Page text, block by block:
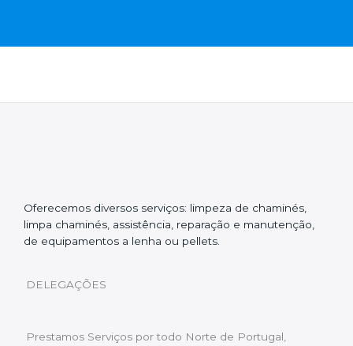
Oferecemos diversos serviços: limpeza de chaminés,
limpa chaminés, assistência, reparação e manutenção,
de equipamentos a lenha ou pellets.
DELEGAÇÕES
Prestamos Serviços por todo Norte de Portugal,